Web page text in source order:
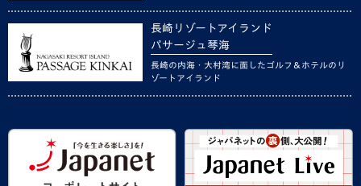
長崎リゾートアイランド
パサージュ琴海
長崎の内海・大村湾に面したゴルフ＆ホテルのリ
ゾートアイランド